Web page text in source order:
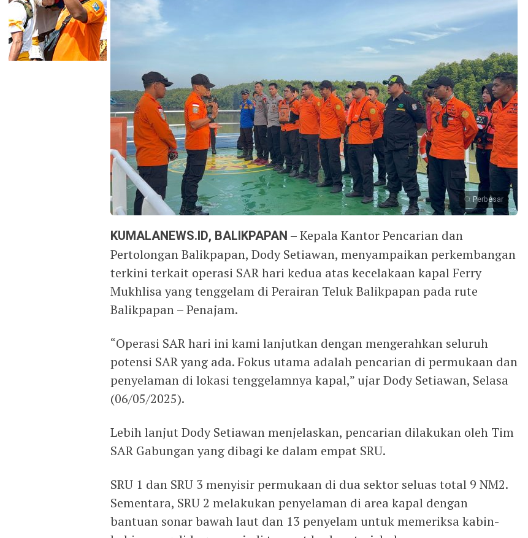
Perbesar
KUMALANEWS.ID, BALIKPAPAN – Kepala Kantor Pencarian dan
Pertolongan Balikpapan, Dody Setiawan, menyampaikan perkembangan
terkini terkait operasi SAR hari kedua atas kecelakaan kapal Ferry
Mukhlisa yang tenggelam di Perairan Teluk Balikpapan pada rute
Balikpapan – Penajam.
“Operasi SAR hari ini kami lanjutkan dengan mengerahkan seluruh
potensi SAR yang ada. Fokus utama adalah pencarian di permukaan dan
penyelaman di lokasi tenggelamnya kapal,” ujar Dody Setiawan, Selasa
(06/05/2025).
Lebih lanjut Dody Setiawan menjelaskan, pencarian dilakukan oleh Tim
SAR Gabungan yang dibagi ke dalam empat SRU.
SRU 1 dan SRU 3 menyisir permukaan di dua sektor seluas total 9 NM2.
Sementara, SRU 2 melakukan penyelaman di area kapal dengan
bantuan sonar bawah laut dan 13 penyelam untuk memeriksa kabin-